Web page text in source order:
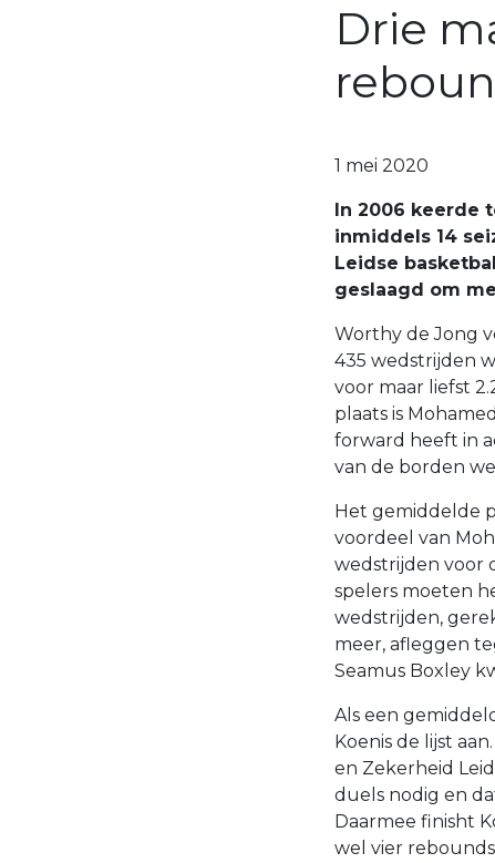
Drie
1 mei 2020
In 2006 keerde
inmiddels 14
Leidse
geslaagd om
Worthy de Jong
435 wedstrijden
voor maar liefst
plaats is
forward heeft in
van de borden
Het gemiddelde
voordeel van
wedstrijden voor
spelers moeten
wedstrijden,
meer, afleggen
Seamus Boxley
Als een
Koenis de lijst
en Zekerheid
duels nodig en
Daarmee finisht
wel vier